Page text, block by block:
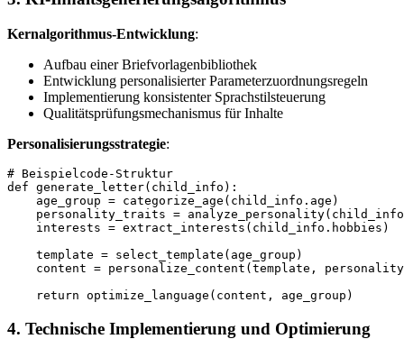
Kernalgorithmus-Entwicklung:
Aufbau einer Briefvorlagenbibliothek
Entwicklung personalisierter Parameterzuordnungsregeln
Implementierung konsistenter Sprachstilsteuerung
Qualitätsprüfungsmechanismus für Inhalte
Personalisierungsstrategie:
# Beispielcode-Struktur
def generate_letter(child_info):
    age_group = categorize_age(child_info.age)
personality_traits =
    interests = extract_interests(child_info.hobbies)
    template = select_template(age_group)
content = personalize_content(template,
4. Technische Implementierung und Optimierung